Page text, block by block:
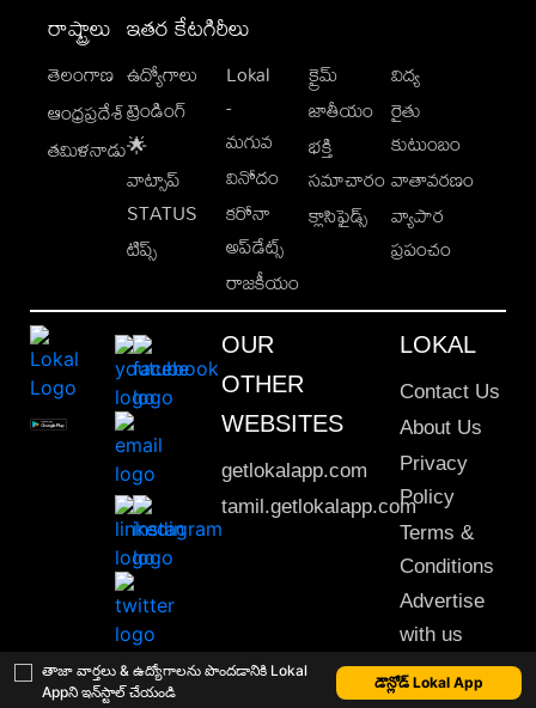
తాజా వార్తలు & ఉద్యోగాలను పొందడానికి Lokal
Appని ఇన్‌స్టాల్ చేయండి
డౌన్లోడ్ Lokal App
రాష్ట్రాలు
తెలంగాణ
ఆంధ్రప్రదేశ్
తమిళనాడు
ఇతర కేటగిరీలు
ఉద్యోగాలు
ట్రెండింగ్
🌟
వాట్సాప్
STATUS
టిప్స్
Lokal
-
మగువ
వినోదం
కరోనా
అప్‌డేట్స్
రాజకీయం
క్రైమ్
జాతీయం
భక్తి
సమాచారం
క్లాసిఫైడ్స్
విద్య
రైతు
కుటుంబం
వాతావరణం
వ్యాపార
ప్రపంచం
OUR
OTHER
WEBSITES
getlokalapp.com
tamil.getlokalapp.com
LOKAL
Contact Us
About Us
Privacy
Policy
Terms &
Conditions
Advertise
with us
Sitemap
This material may not be published, transmitted, rewritten or redistributed. © 2020 Lokal App. All rights reserved.